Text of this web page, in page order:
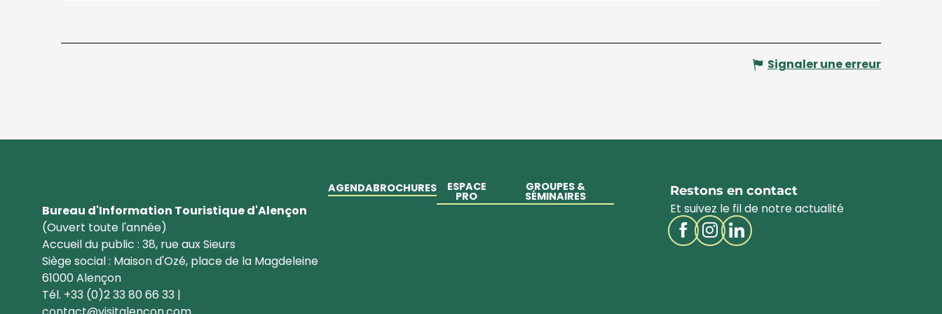
Signaler une erreur
Bureau d'Information Touristique d'Alençon
(Ouvert toute l'année)
Accueil du public : 38, rue aux Sieurs
Siège social : Maison d'Ozé, place de la Magdeleine
61000 Alençon
Tél. +33 (0)2 33 80 66 33 |
AGENDABROCHURES ESPACE
PRO
GROUPES &
SÉMINAIRES Restons en contact
Et suivez le fil de notre actualité